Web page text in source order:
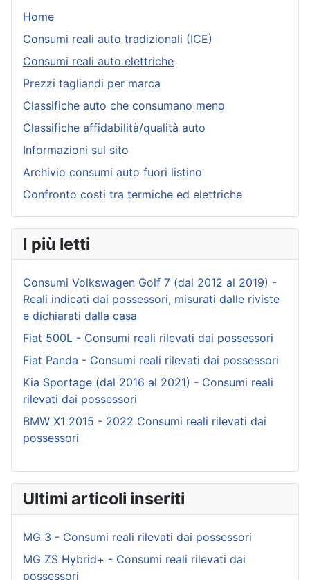
Home
Consumi reali auto tradizionali (ICE)
Consumi reali auto elettriche
Prezzi tagliandi per marca
Classifiche auto che consumano meno
Classifiche affidabilità/qualità auto
Informazioni sul sito
Archivio consumi auto fuori listino
Confronto costi tra termiche ed elettriche
I più letti
Consumi Volkswagen Golf 7 (dal 2012 al 2019) -
Reali indicati dai possessori, misurati dalle riviste
e dichiarati dalla casa
Fiat 500L - Consumi reali rilevati dai possessori
Fiat Panda - Consumi reali rilevati dai possessori
Kia Sportage (dal 2016 al 2021) - Consumi reali
rilevati dai possessori
BMW X1 2015 - 2022 Consumi reali rilevati dai
possessori
Ultimi articoli inseriti
MG 3 - Consumi reali rilevati dai possessori
MG ZS Hybrid+ - Consumi reali rilevati dai
possessori